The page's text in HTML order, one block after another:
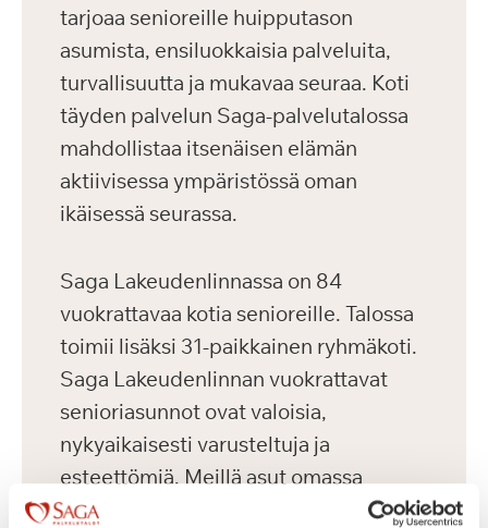
tarjoaa senioreille huipputason
asumista, ensiluokkaisia palveluita,
turvallisuutta ja mukavaa seuraa. Koti
täyden palvelun Saga-palvelutalossa
mahdollistaa itsenäisen elämän
aktiivisessa ympäristössä oman
ikäisessä seurassa.
Saga Lakeudenlinnassa on 84
vuokrattavaa kotia senioreille. Talossa
toimii lisäksi 31-paikkainen ryhmäkoti.
Saga Lakeudenlinnan vuokrattavat
senioriasunnot ovat valoisia,
nykyaikaisesti varusteltuja ja
esteettömiä. Meillä asut omassa
kodissa, jonka voit sisustaa makusi